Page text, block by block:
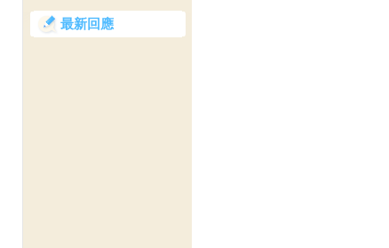
最新回應